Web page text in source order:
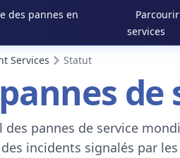
des pannes en
services
Services Statut
pannes de service
incidents signalés par